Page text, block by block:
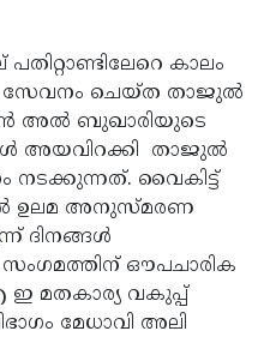
കാലം
സേവനം ചെയ്ത താജുല്‍
അല്‍ ബുഖാരിയുടെ
അയവിറക്കി താജുല്‍
നടക്കുന്നത്. വൈകിട്ട്
ഉലമ അനുസ്മരണ
ദിനങ്ങള്‍
ഔപചാരിക
മതകാര്യ വകുപ്പ്
മേധാവി അലി